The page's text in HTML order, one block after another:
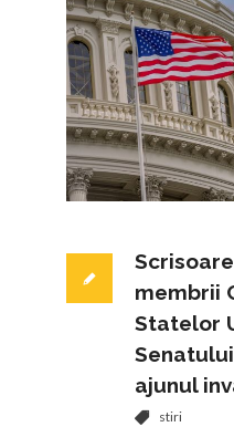
membrii
Statelor
ajunul
stiri